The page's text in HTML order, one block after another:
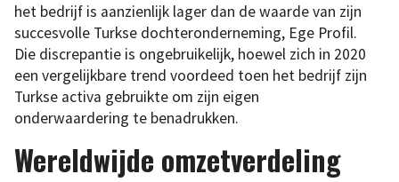
het bedrijf is aanzienlijk lager dan de waarde van zijn
succesvolle Turkse dochteronderneming, Ege Profil.
Die discrepantie is ongebruikelijk, hoewel zich in 2020
een vergelijkbare trend voordeed toen het bedrijf zijn
Turkse activa gebruikte om zijn eigen
onderwaardering te benadrukken.
Wereldwijde omzetverdeling